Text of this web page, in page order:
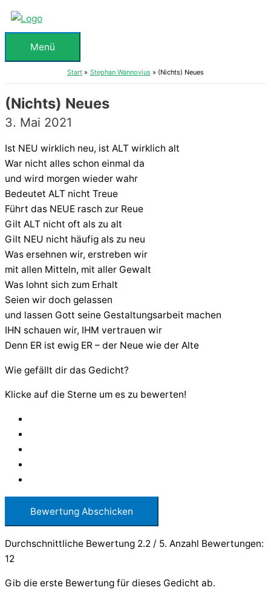
Zum
Inhalt
springenMenü
Menü
Start Stephan Wannovius (Nichts) Neues
(Nichts) Neues
3. Mai 2021
Ist NEU wirklich neu, ist ALT wirklich alt
War nicht alles schon einmal da
und wird morgen wieder wahr
Bedeutet ALT nicht Treue
Führt das NEUE rasch zur Reue
Gilt ALT nicht oft als zu alt
Gilt NEU nicht häufig als zu neu
Was ersehnen wir, erstreben wir
mit allen Mitteln, mit aller Gewalt
Was lohnt sich zum Erhalt
Seien wir doch gelassen
und lassen Gott seine Gestaltungsarbeit machen
IHN schauen wir, IHM vertrauen wir
Denn ER ist ewig ER – der Neue wie der Alte
Wie gefällt dir das Gedicht?
Klicke auf die Sterne um es zu bewerten!
Bewertung Abschicken
Durchschnittliche Bewertung 2.2 / 5. Anzahl Bewertungen:
12
Gib die erste Bewertung für dieses Gedicht ab.